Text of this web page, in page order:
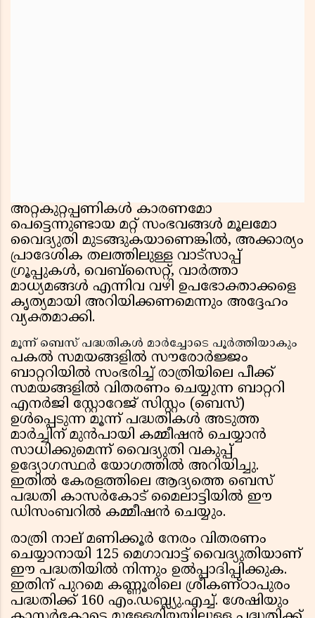
അറ്റകുറ്റപ്പണികൾ കാരണമോ
പെട്ടെന്നുണ്ടായ മറ്റ് സംഭവങ്ങൾ മൂലമോ
വൈദ്യുതി മുടങ്ങുകയാണെങ്കിൽ, അക്കാര്യം
പ്രാദേശിക തലത്തിലുള്ള വാട്സാപ്പ്
ഗ്രൂപ്പുകൾ, വെബ്സൈറ്റ്, വാർത്താ
മാധ്യമങ്ങൾ എന്നിവ വഴി ഉപഭോക്താക്കളെ
കൃത്യമായി അറിയിക്കണമെന്നും അദ്ദേഹം
വ്യക്തമാക്കി.
മൂന്ന് ബെസ് പദ്ധതികൾ മാർച്ചോടെ പൂർത്തിയാകും
പകൽ സമയങ്ങളിൽ സൗരോർജ്ജം
ബാറ്ററിയിൽ സംഭരിച്ച് രാത്രിയിലെ പീക്ക്
സമയങ്ങളിൽ വിതരണം ചെയ്യുന്ന ബാറ്ററി
എനർജി സ്റ്റോറേജ് സിസ്റ്റം (ബെസ്)
ഉൾപ്പെടുന്ന മൂന്ന് പദ്ധതികൾ അടുത്ത
മാർച്ചിന് മുൻപായി കമ്മീഷൻ ചെയ്യാൻ
സാധിക്കുമെന്ന് വൈദ്യുതി വകുപ്പ്
ഉദ്യോഗസ്ഥർ യോഗത്തിൽ അറിയിച്ചു.
ഇതിൽ കേരളത്തിലെ ആദ്യത്തെ ബെസ്
പദ്ധതി കാസർകോട് മൈലാട്ടിയിൽ ഈ
ഡിസംബറിൽ കമ്മീഷൻ ചെയ്യും.
രാത്രി നാല് മണിക്കൂർ നേരം വിതരണം
ചെയ്യാനായി 125 മെഗാവാട്ട് വൈദ്യുതിയാണ്
ഈ പദ്ധതിയിൽ നിന്നും ഉൽപ്പാദിപ്പിക്കുക.
ഇതിന് പുറമെ കണ്ണൂരിലെ ശ്രീകണ്ഠാപുരം
പദ്ധതിക്ക് 160 എം.ഡബ്ല്യു.എച്ച്. ശേഷിയും